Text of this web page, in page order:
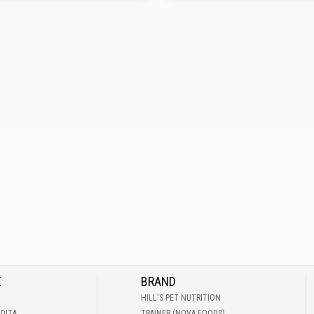
BRAND
HILL'S PET NUTRITION